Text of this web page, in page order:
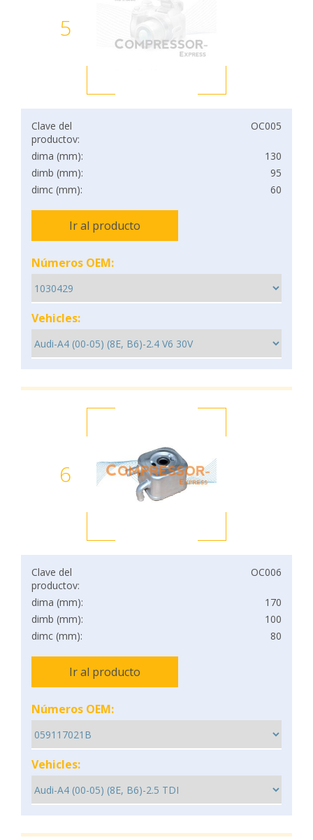
5
Clave del
productov:
OC005
dima (mm):
130
dimb (mm):
95
dimc (mm):
60
Ir al producto
Números OEM:
Vehicles:
6
Clave del
productov:
OC006
dima (mm):
170
dimb (mm):
100
dimc (mm):
80
Ir al producto
Números OEM:
Vehicles: